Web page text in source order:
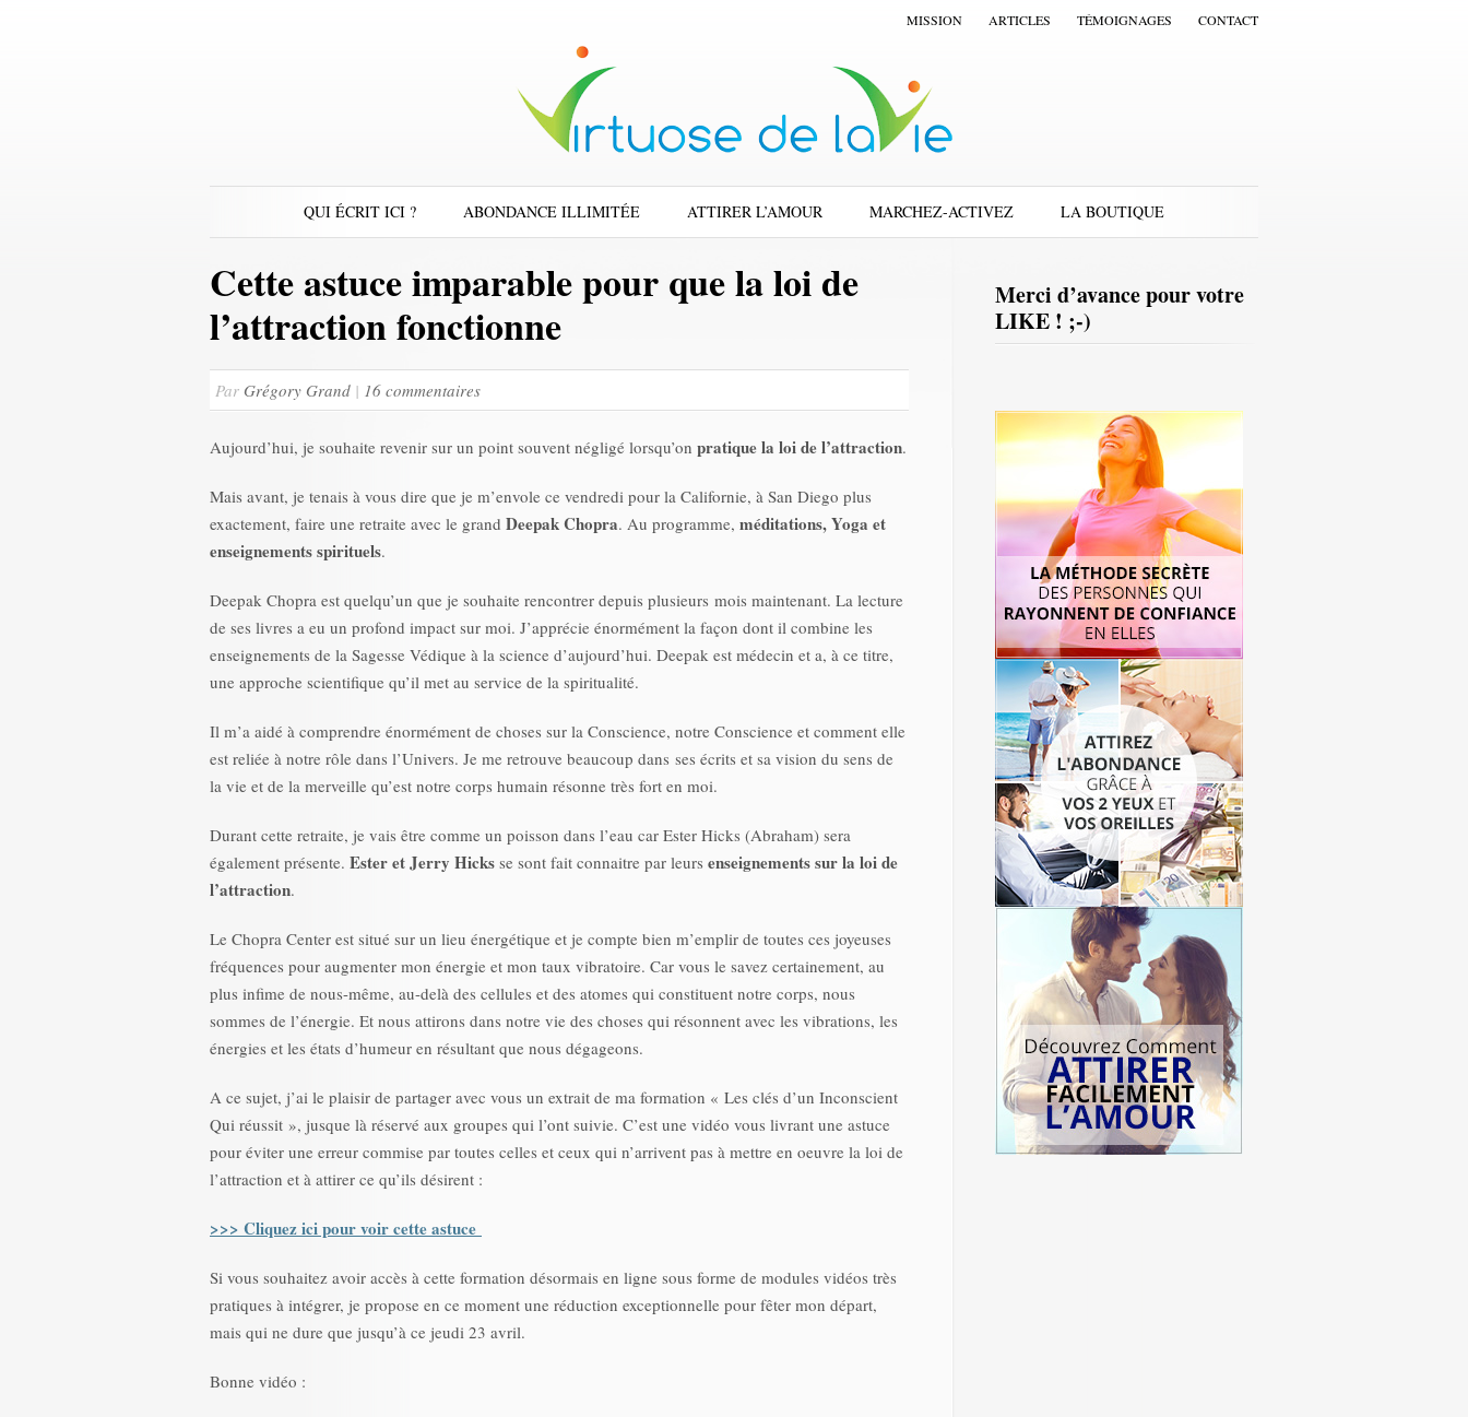
MISSION ARTICLES TÉMOIGNAGES CONTACT
QUI ÉCRIT ICI ? ABONDANCE ILLIMITÉE ATTIRER L’AMOUR MARCHEZ-ACTIVEZ LA BOUTIQUE
Cette astuce imparable pour que la loi de
l’attraction fonctionne
Par Grégory Grand | 16 commentaires
Aujourd’hui, je souhaite revenir sur un point souvent négligé lorsqu’on pratique la loi de l’attraction.
Mais avant, je tenais à vous dire que je m’envole ce vendredi pour la Californie, à San Diego plus
exactement, faire une retraite avec le grand Deepak Chopra. Au programme, méditations, Yoga et
enseignements spirituels.
Deepak Chopra est quelqu’un que je souhaite rencontrer depuis plusieurs mois maintenant. La lecture
de ses livres a eu un profond impact sur moi. J’apprécie énormément la façon dont il combine les
enseignements de la Sagesse Védique à la science d’aujourd’hui. Deepak est médecin et a, à ce titre,
une approche scientifique qu’il met au service de la spiritualité.
Il m’a aidé à comprendre énormément de choses sur la Conscience, notre Conscience et comment elle
est reliée à notre rôle dans l’Univers. Je me retrouve beaucoup dans ses écrits et sa vision du sens de
la vie et de la merveille qu’est notre corps humain résonne très fort en moi.
Durant cette retraite, je vais être comme un poisson dans l’eau car Ester Hicks (Abraham) sera
également présente. Ester et Jerry Hicks se sont fait connaitre par leurs enseignements sur la loi de
l’attraction.
Le Chopra Center est situé sur un lieu énergétique et je compte bien m’emplir de toutes ces joyeuses
fréquences pour augmenter mon énergie et mon taux vibratoire. Car vous le savez certainement, au
plus infime de nous-même, au-delà des cellules et des atomes qui constituent notre corps, nous
sommes de l’énergie. Et nous attirons dans notre vie des choses qui résonnent avec les vibrations, les
énergies et les états d’humeur en résultant que nous dégageons.
A ce sujet, j’ai le plaisir de partager avec vous un extrait de ma formation « Les clés d’un Inconscient
Qui réussit », jusque là réservé aux groupes qui l’ont suivie. C’est une vidéo vous livrant une astuce
pour éviter une erreur commise par toutes celles et ceux qui n’arrivent pas à mettre en oeuvre la loi de
l’attraction et à attirer ce qu’ils désirent :
>>> Cliquez ici pour voir cette astuce
Si vous souhaitez avoir accès à cette formation désormais en ligne sous forme de modules vidéos très
pratiques à intégrer, je propose en ce moment une réduction exceptionnelle pour fêter mon départ,
mais qui ne dure que jusqu’à ce jeudi 23 avril.
Bonne vidéo :
Merci d’avance pour votre
LIKE ! ;-)